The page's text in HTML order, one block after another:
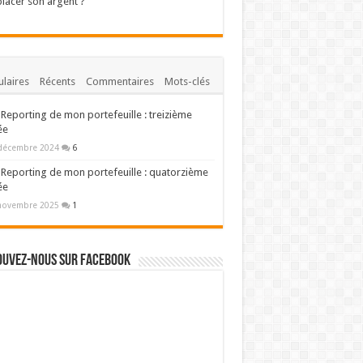
Récents Commentaires Mots-clés
Reporting de mon portefeuille : treizième
2024 6
Reporting de mon portefeuille : quatorzième
2025 1
nous sur Facebook